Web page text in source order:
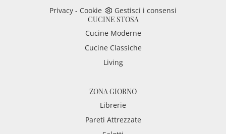
Privacy - Cookie
Gestisci i consensi
CUCINE STOSA
Cucine Moderne
Cucine Classiche
Living
ZONA GIORNO
Librerie
Pareti Attrezzate